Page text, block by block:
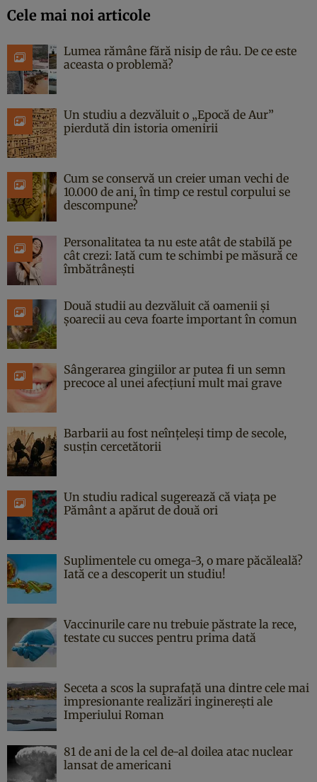
Cele mai noi articole
Lumea rămâne fără nisip de râu. De ce este
aceasta o problemă?
Un studiu a dezvăluit o „Epocă de Aur”
pierdută din istoria omenirii
Cum se conservă un creier uman vechi de
10.000 de ani, în timp ce restul corpului se
descompune?
Personalitatea ta nu este atât de stabilă pe
cât crezi: Iată cum te schimbi pe măsură ce
îmbătrânești
Două studii au dezvăluit că oamenii și
șoarecii au ceva foarte important în comun
Sângerarea gingiilor ar putea fi un semn
precoce al unei afecțiuni mult mai grave
Barbarii au fost neînțeleși timp de secole,
susțin cercetătorii
Un studiu radical sugerează că viața pe
Pământ a apărut de două ori
Suplimentele cu omega-3, o mare păcăleală?
Iată ce a descoperit un studiu!
Vaccinurile care nu trebuie păstrate la rece,
testate cu succes pentru prima dată
Seceta a scos la suprafață una dintre cele mai
impresionante realizări inginerești ale
Imperiului Roman
81 de ani de la cel de-al doilea atac nuclear
lansat de americani